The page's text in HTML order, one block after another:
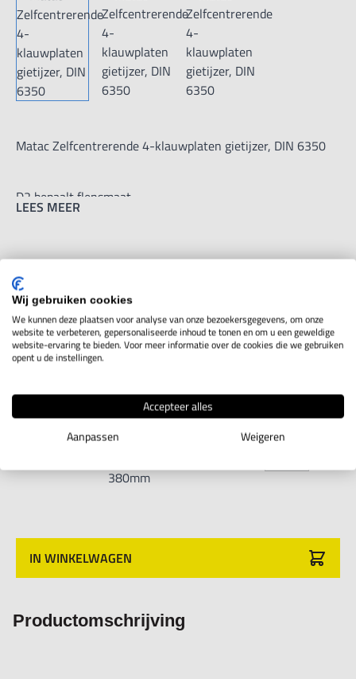
Matac Zelfcentrerende 4-klauwplaten gietijzer, DIN 6350
D2 bepaalt flensmaat
LEES MEER
Zelfc. 4-
klauwplaat,
380mm
IN WINKELWAGEN
Productomschrijving
Wij gebruiken cookies
We kunnen deze plaatsen voor analyse van onze bezoekersgegevens, om onze
website te verbeteren, gepersonaliseerde inhoud te tonen en om u een geweldige
website-ervaring te bieden. Voor meer informatie over de cookies die we gebruiken
opent u de instellingen.
Accepteer alles
Aanpassen
Weigeren